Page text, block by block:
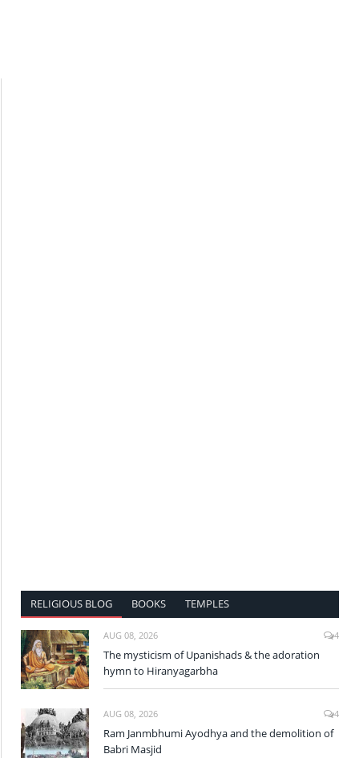
RELIGIOUS BLOG BOOKS TEMPLES
AUG 08, 2026 4
The mysticism of Upanishads & the adoration
hymn to Hiranyagarbha
AUG 08, 2026 4
Ram Janmbhumi Ayodhya and the demolition of
Babri Masjid